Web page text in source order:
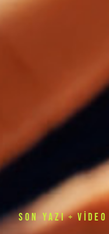
SON YAZI + VIDEO